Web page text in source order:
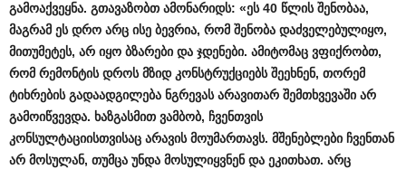
გამოაქვეყნა. გთავაზობთ ამონარიდს: «ეს40 წლის შენობაა,
მაგრამ ეს დრო არც ისე ბევრია, რომ შენობა დაძველებულიყო,
მითუმეტეს, არ იყო ბზარები და ჯდენები. ამიტომაც ვფიქრობთ,
რომ რემონტის დროს მზიდ კონსტრუქციებს შეეხნენ, თორემ
ტიხრების გადაადგილება ნგრევას არავითარ შემთხვევაში არ
გამოიწვევდა. ხაზგასმით ვამბობ, ჩვენთვის
კონსულტაციისთვისაც არავის მოუმართავს. მშენებლები ჩვენთან
არ მოსულან, თუმცა უნდა მოსულიყვნენ და ეკითხათ. არც